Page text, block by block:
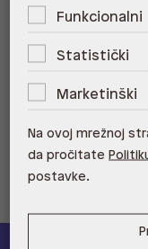
ALDO, City
Funkcionalni
Statistički
Marketinški
Na ovoj mrežnoj
da pročitate
postavke.